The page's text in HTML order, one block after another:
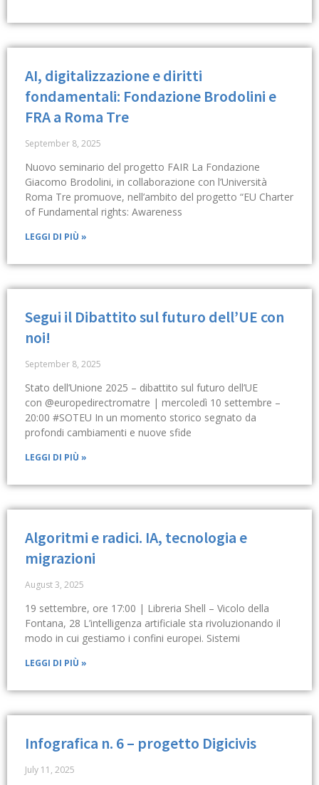
AI, digitalizzazione e diritti
fondamentali: Fondazione Brodolini e
FRA a Roma Tre
September 8, 2025
Nuovo seminario del progetto FAIR La Fondazione
Giacomo Brodolini, in collaborazione con l’Università
Roma Tre promuove, nell’ambito del progetto “EU Charter
of Fundamental rights: Awareness
LEGGI DI PIÙ »
Segui il Dibattito sul futuro dell’UE con
noi!
September 8, 2025
Stato dell’Unione 2025 – dibattito sul futuro dell’UE
con @europedirectromatre | mercoledì 10 settembre –
20:00 #SOTEU In un momento storico segnato da
profondi cambiamenti e nuove sfide
LEGGI DI PIÙ »
Algoritmi e radici. IA, tecnologia e
migrazioni
August 3, 2025
19 settembre, ore 17:00 | Libreria Shell – Vicolo della
Fontana, 28 L’intelligenza artificiale sta rivoluzionando il
modo in cui gestiamo i confini europei. Sistemi
LEGGI DI PIÙ »
Infografica n. 6 – progetto Digicivis
July 11, 2025